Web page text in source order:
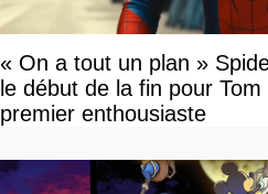
« On a tout un plan »
le début de la fin pour Tom
premier enthousiaste